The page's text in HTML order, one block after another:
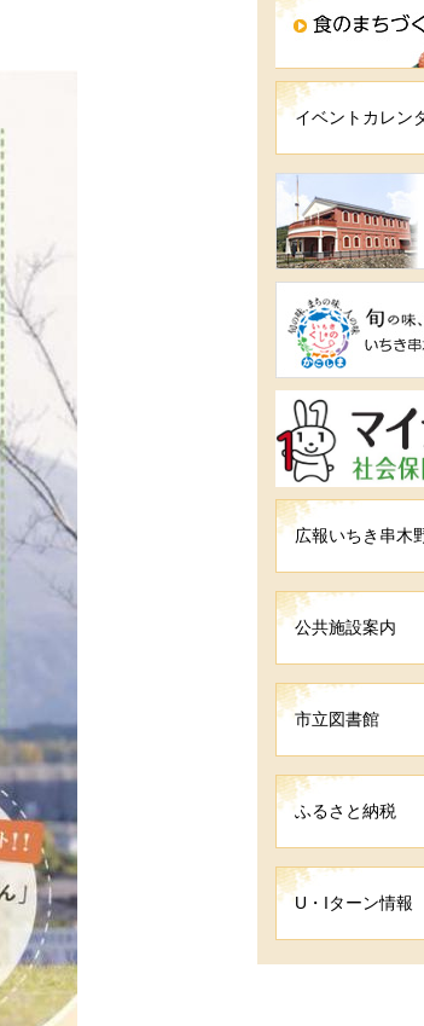
イベントカレン
広報いちき串木
公共施設案内
市立図書館
ふるさと納税
U・Iターン情報